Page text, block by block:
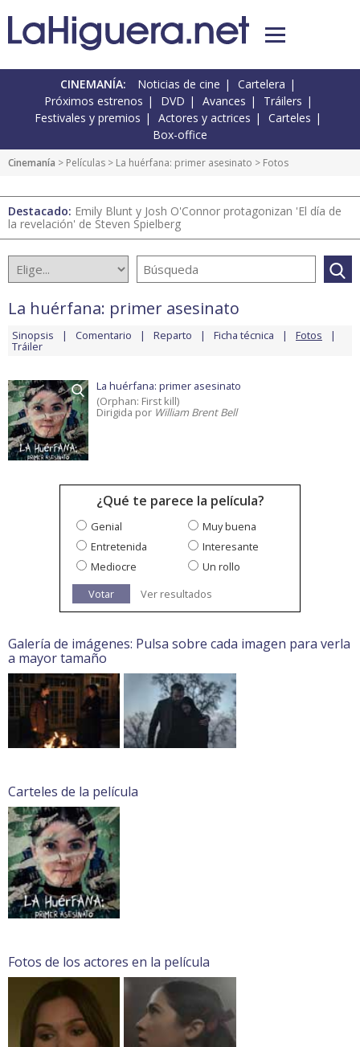
CINEMANÍA: Noticias de cine
Cartelera
Próximos estrenos
DVD Avances
Tráilers
Festivales y premios
Actores y actrices
Carteles
Box-office
Cinemanía > Películas > La huérfana: primer asesinato > Fotos
Destacado: Emily Blunt y Josh O'Connor protagonizan 'El día de
la revelación' de Steven Spielberg
La huérfana: primer asesinato
Sinopsis Comentario Reparto Ficha técnica Fotos
Tráiler
La huérfana: primer asesinato
(Orphan: First kill)
Dirigida por William Brent Bell
¿Qué te parece la película?
Genial
Muy buena
Entretenida
Interesante
Mediocre
Un rollo
Votar
Ver resultados
Galería de imágenes: Pulsa sobre cada imagen para verla
a mayor tamaño
Carteles de la película
Fotos de los actores en la película